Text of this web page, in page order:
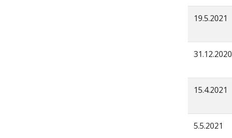
19.5.2021
31.12.2020
15.4.2021
5.5.2021